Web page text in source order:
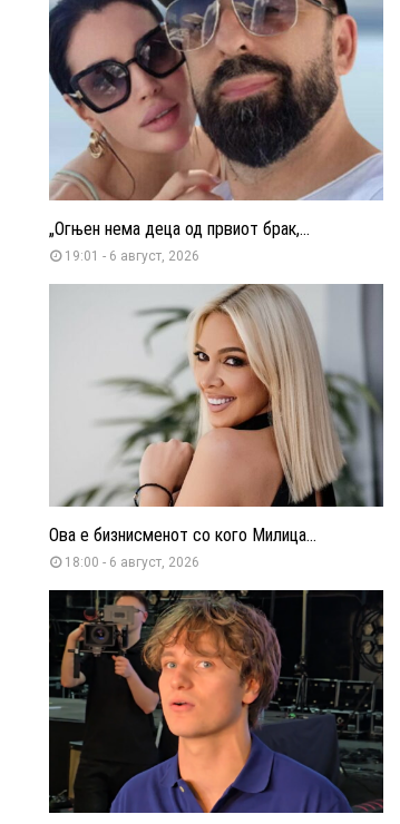
„Огњен нема деца од првиот брак,...
19:01 - 6 август, 2026
Ова е бизнисменот со кого Милица...
18:00 - 6 август, 2026